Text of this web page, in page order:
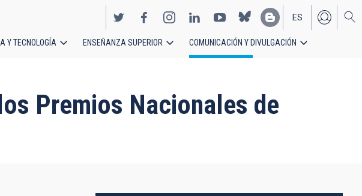
EN
ES
Y TECNOLOGÍA ENSEÑANZA SUPERIOR COMUNICACIÓN Y DIVULGACIÓN
Premios Nacionales de